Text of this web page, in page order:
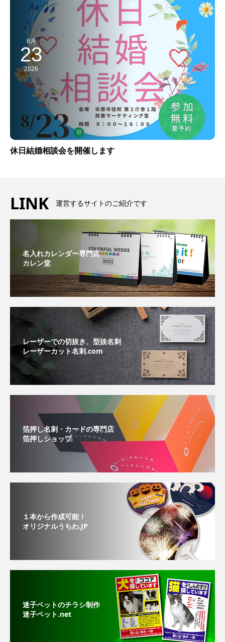
8月
23
2026
休日結婚相談会を開催します
LINK 運営するサイトのご紹介です
名入れカレンダー専門店
カレン堂
レーザーでの切抜き、型抜名刺
レーザーカット名刺.com
箔押し名刺・カードの専門店
箔押しショップ
１本から作成可能！
オリジナルうちわ.JP
迷子ペットのチラシ制作
迷子ペット.net